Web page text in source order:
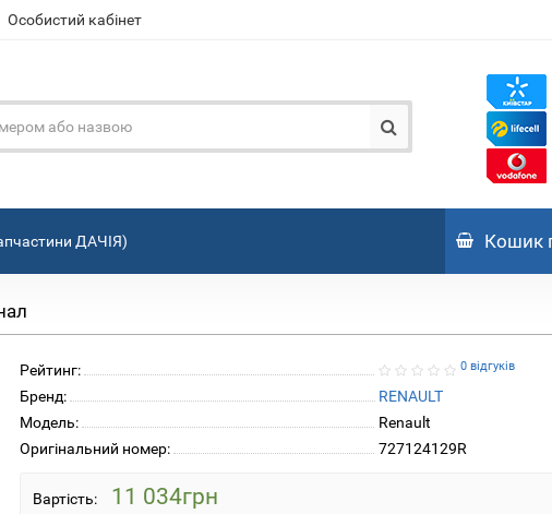
Особистий кабінет
ДАЧІЯ) Кошик
Рейтинг: 0 відгуків
Бренд:
RENAULT
Модель:
Renault
Оригінальний номер:
727124129R
Вартість: 11 034грн